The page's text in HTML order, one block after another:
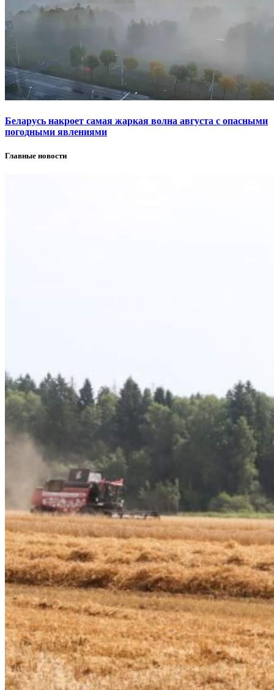
Беларусь накроет самая жаркая волна августа с опасными
погодными явлениями
Главные новости